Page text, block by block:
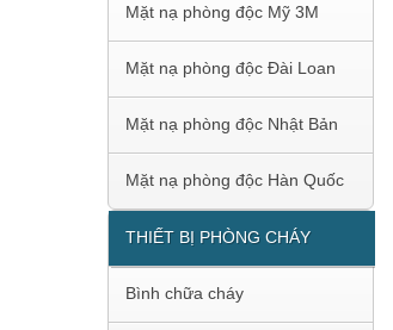
Mặt nạ phòng độc Mỹ 3M
Mặt nạ phòng độc Đài Loan
Mặt nạ phòng độc Nhật Bản
Mặt nạ phòng độc Hàn Quốc
THIẾT BỊ PHÒNG CHÁY
Bình chữa cháy